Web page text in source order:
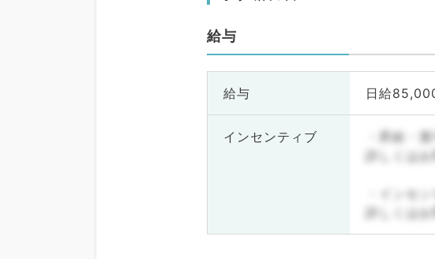
給与
給与 日給
インセンティブ
・昇給・賞
詳しくは
・インセン
詳しくは